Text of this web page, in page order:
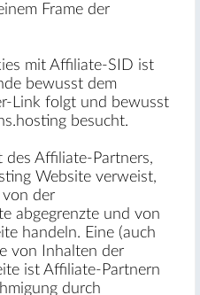
Frame der
mit Affiliate-SID ist
bewusst dem
Link folgt und bewusst
besucht.
des Affiliate-Partners,
Website verweist,
von der
abgegrenzte und von
handeln. Eine (auch
von Inhalten der
ist Affiliate-Partnern
durch